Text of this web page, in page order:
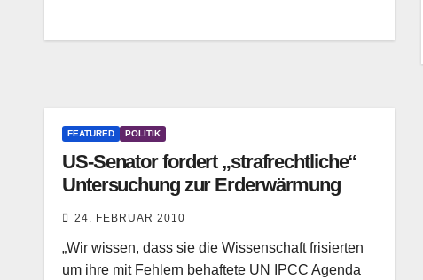
FEATURED POLITIK
US-Senator fordert „strafrechtliche“
Untersuchung zur Erderwärmung
24. FEBRUAR 2010
„Wir wissen, dass sie die Wissenschaft frisierten
um ihre mit Fehlern behaftete UN IPCC Agenda